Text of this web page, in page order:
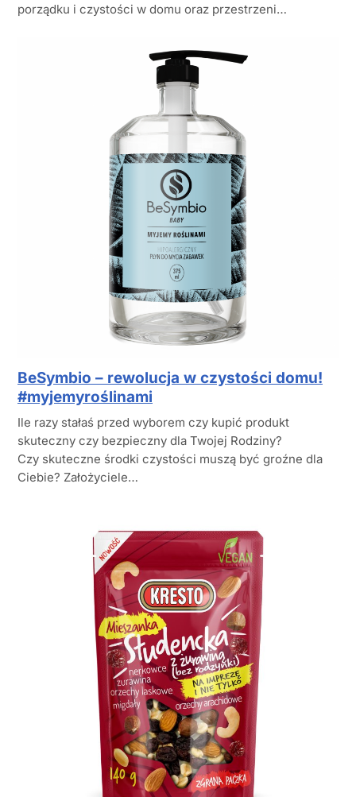
porządku i czystości w domu oraz przestrzeni…
BeSymbio – rewolucja w czystości domu!
#myjemyroślinami
Ile razy stałaś przed wyborem czy kupić produkt
skuteczny czy bezpieczny dla Twojej Rodziny?
Czy skuteczne środki czystości muszą być groźne dla
Ciebie? Założyciele…